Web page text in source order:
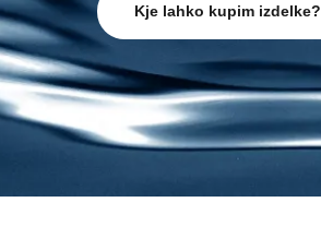
Kje lahko kupim izdelke?